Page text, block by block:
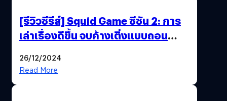
[รีวิวซีรีส์] Squid Game ซีซัน 2: การ
เล่าเรื่องดีขึ้น จบค้างเติ่งแบบถอน
26/12/2024
Read More